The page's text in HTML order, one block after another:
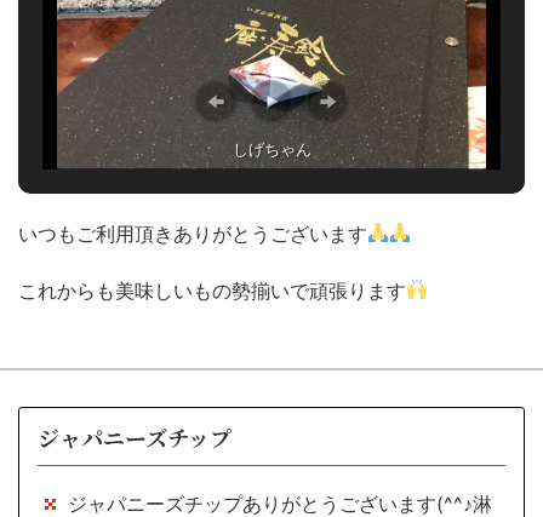
しげちゃん
いつもご利用頂きありがとうございます
これからも美味しいもの勢揃いで頑張ります
ジャパニーズチップ
ジャパニーズチップありがとうございます(^^♪淋